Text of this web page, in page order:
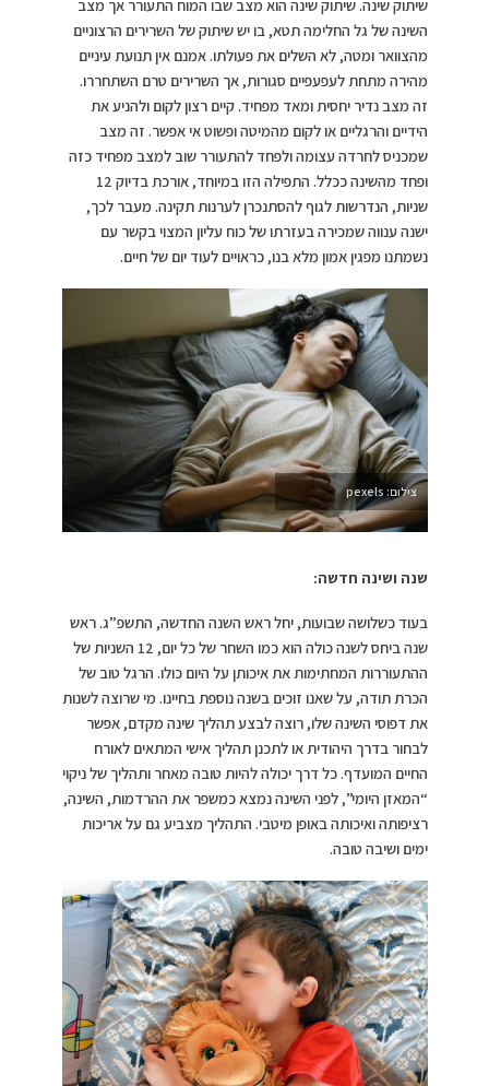
שיתוק שינה. שיתוק שינה הוא מצב שבו המוח התעורר אך מצב
השינה של גל החלימה תטא, בו יש שיתוק של השרירים הרצוניים
מהצוואר ומטה, לא השלים את פעולתו. אמנם אין תנועת עיניים
מהירה מתחת לעפעפיים סגורות, אך השרירים טרם השתחררו.
זה מצב נדיר יחסית ומאד מפחיד. קיים רצון לקום ולהניע את
הידיים והרגליים או לקום מהמיטה ופשוט אי אפשר. זה מצב
שמכניס לחרדה עצומה ולפחד להתעורר שוב למצב מפחיד כזה
ופחד מהשינה ככלל. התפילה הזו במיוחד, אורכת בדיוק 12
שניות, הנדרשות לגוף להסתנכרן לערנות תקינה. מעבר לכך,
ישנה ענווה שמכירה בעזרתו של כוח עליון המצוי בקשר עם
נשמתנו מפגין אמון מלא בנו, כראויים לעוד יום של חיים.
צילום: pexels
שנה ושינה חדשה:
בעוד כשלושה שבועות, יחל ראש השנה החדשה, התשפ”ג. ראש
שנה ביחס לשנה כולה הוא כמו השחר של כל יום, 12 השניות של
ההתעוררות המחתימות את איכותן על היום כולו. הרגל טוב של
הכרת תודה, על שאנו זוכים בשנה נוספת בחיינו. מי שרוצה לשנות
את דפוסי השינה שלו, רוצה לבצע תהליך שינה מקדם, אפשר
לבחור בדרך היהודית או לתכנן תהליך אישי המתאים לאורח
החיים המועדף. כל דרך יכולה להיות טובה מאחר ותהליך של ניקוי
“המאזן היומי”, לפני השינה נמצא כמשפר את ההרדמות, השינה,
רציפותה ואיכותה באופן מיטבי. התהליך מצביע גם על אריכות
ימים ושיבה טובה.